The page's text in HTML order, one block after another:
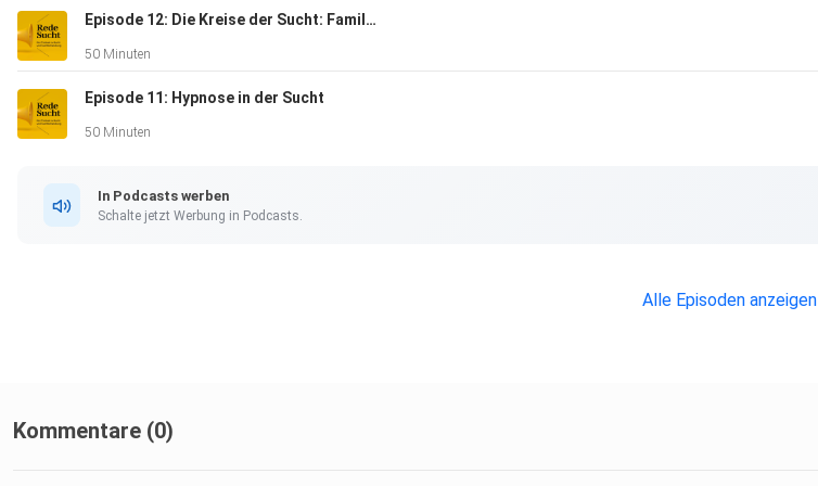
Episode 12: Die Kreise der Sucht: Familie, Partnerschaft & Co-Abhängigkeit
50 Minuten
Episode 11: Hypnose in der Sucht
50 Minuten
In Podcasts werben
Schalte jetzt Werbung in Podcasts.
Alle Episoden anzeigen
Kommentare (0)